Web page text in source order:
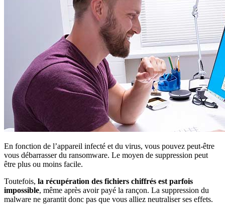
En fonction de l’appareil infecté et du virus, vous pouvez peut-être
vous débarrasser du ransomware. Le moyen de suppression peut
être plus ou moins facile.
Toutefois, la récupération des fichiers chiffrés est parfois
impossible, même après avoir payé la rançon. La suppression du
malware ne garantit donc pas que vous alliez neutraliser ses effets.